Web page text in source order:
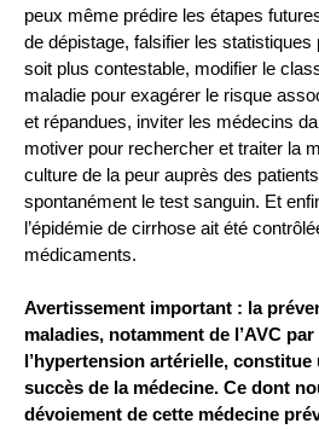
peux même prédire les étapes
de dépistage, falsifier les statistiques
soit plus contestable, modifier le
maladie pour exagérer le risque
et répandues, inviter les médecins
motiver pour rechercher et traiter la
culture de la peur auprès des
spontanément le test sanguin. Et
l’épidémie de cirrhose ait été
médicaments.
Avertissement important : la
maladies, notamment de l’AVC
l’hypertension artérielle,
succès de la médecine. Ce dont
dévoiement de cette médecine